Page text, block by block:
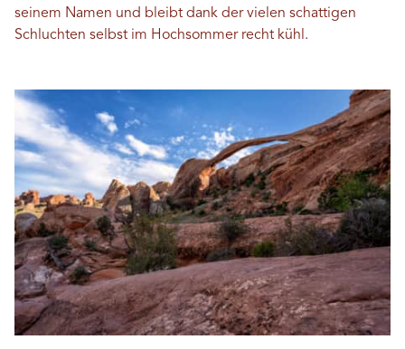
seinem Namen und bleibt dank der vielen schattigen
Schluchten selbst im Hochsommer recht kühl.